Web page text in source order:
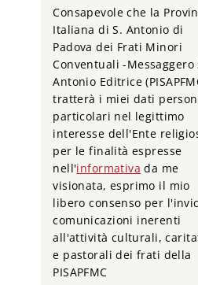
Consapevole che la
Italiana di S. Antonio di
Padova dei Frati Minori
Conventuali -Messaggero
Antonio Editrice
tratterà i miei dati
particolari nel legittimo
interesse dell'Ente
per le finalità espresse
nell'informativa da me
visionata, esprimo il mio
libero consenso per
comunicazioni inerenti
all'attività culturali,
e pastorali dei frati della
PISAPFMC